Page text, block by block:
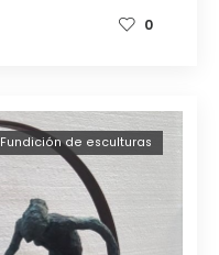
0
Fundición de esculturas